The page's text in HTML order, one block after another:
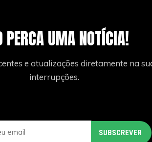
PERCA UMA NOTÍCIA!
e atualizações diretamente na
interrupções.